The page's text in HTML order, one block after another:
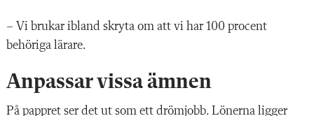
– Vi brukar ibland skryta om att vi har 100 procent
behöriga lärare.
Anpassar vissa ämnen
På pappret ser det ut som ett drömjobb. Lönerna ligger